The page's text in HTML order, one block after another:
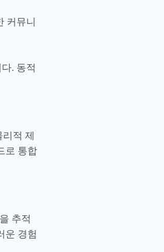
커뮤니
. 동적
적 제
로 통합
추적
운 경험